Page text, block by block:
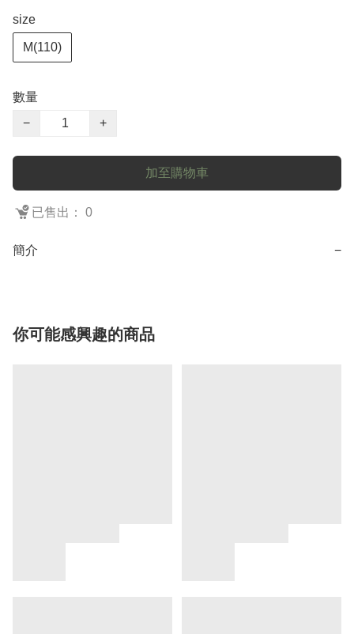
size
M(110)
數量
−
+
加至購物車
已售出： 0
簡介 −
你可能感興趣的商品